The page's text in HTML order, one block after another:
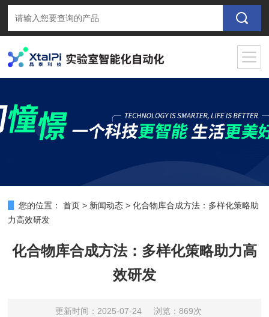
您的位置： 首页 > 新闻动态 >化合物库合成方法：多样化策略助
力高效研发​
化合物库合成方法：多样化策略助力高
效研发​
更新时间：2025-07-24 浏览：869次